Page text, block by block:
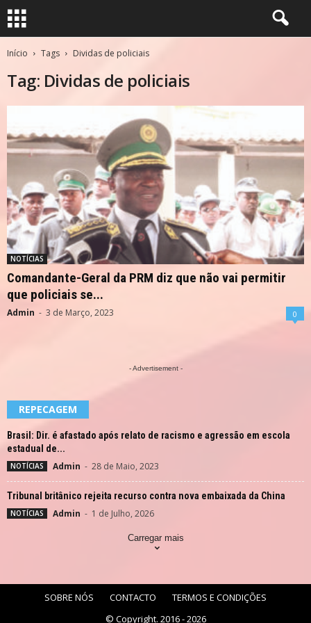
Início Tags Dividas de policiais
Tag: Dividas de policiais
NOTÍCIAS
Comandante-Geral da PRM diz que não vai permitir
que policiais se...
Admin - 3 de Março, 2023 0
- Advertisement -
REPECAGEM
Brasil: Dir. é afastado após relato de racismo e agressão em escola
estadual de...
NOTÍCIAS Admin - 28 de Maio, 2023
Tribunal britânico rejeita recurso contra nova embaixada da China
NOTÍCIAS Admin - 1 de Julho, 2026
Carregar mais
SOBRE NÓS CONTACTO
TERMOS E CONDIÇÕES
© Copyright. 2016 - 2026